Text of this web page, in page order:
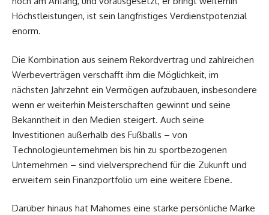
Höchstleistungen, ist sein langfristiges Verdienstpotenzial
enorm.
Die Kombination aus seinem Rekordvertrag und zahlreichen
Werbeverträgen verschafft ihm die Möglichkeit, im
nächsten Jahrzehnt ein Vermögen aufzubauen, insbesondere
wenn er weiterhin Meisterschaften gewinnt und seine
Bekanntheit in den Medien steigert. Auch seine
Investitionen außerhalb des Fußballs – von
Technologieunternehmen bis hin zu sportbezogenen
Unternehmen – sind vielversprechend für die Zukunft und
erweitern sein Finanzportfolio um eine weitere Ebene.
Darüber hinaus hat Mahomes eine starke persönliche Marke